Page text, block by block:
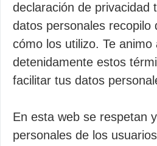
declaración de privacidad
datos personales recopilo
cómo los utilizo. Te animo
detenidamente estos
facilitar tus datos
En esta web se respetan
personales de los